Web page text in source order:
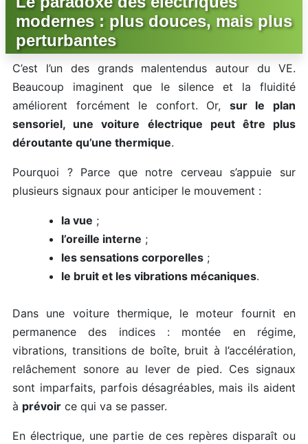
modernes : plus douces, mais plus
perturbantes
C’est l’un des grands malentendus autour du VE.
Beaucoup imaginent que le silence et la fluidité
améliorent forcément le confort. Or, sur le plan
sensoriel, une voiture électrique peut être plus
déroutante qu’une thermique.
Pourquoi ? Parce que notre cerveau s’appuie sur
plusieurs signaux pour anticiper le mouvement :
la vue ;
l’oreille interne ;
les sensations corporelles ;
le bruit et les vibrations mécaniques.
Dans une voiture thermique, le moteur fournit en
permanence des indices : montée en régime,
vibrations, transitions de boîte, bruit à l’accélération,
relâchement sonore au lever de pied. Ces signaux
sont imparfaits, parfois désagréables, mais ils aident
à prévoir ce qui va se passer.
En électrique, une partie de ces repères disparaît ou